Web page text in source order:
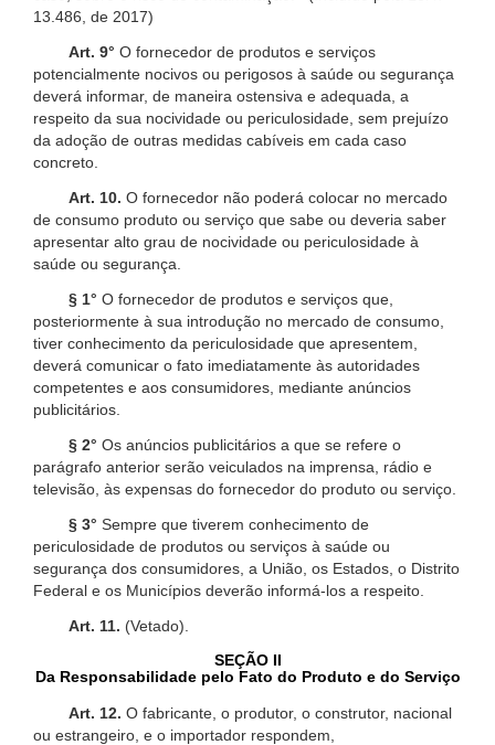
13.486, de 2017)
Art. 9° O fornecedor de produtos e serviços
potencialmente nocivos ou perigosos à saúde ou segurança
deverá informar, de maneira ostensiva e adequada, a
respeito da sua nocividade ou periculosidade, sem prejuízo
da adoção de outras medidas cabíveis em cada caso
concreto.
Art. 10. O fornecedor não poderá colocar no mercado
de consumo produto ou serviço que sabe ou deveria saber
apresentar alto grau de nocividade ou periculosidade à
saúde ou segurança.
§ 1° O fornecedor de produtos e serviços que,
posteriormente à sua introdução no mercado de consumo,
tiver conhecimento da periculosidade que apresentem,
deverá comunicar o fato imediatamente às autoridades
competentes e aos consumidores, mediante anúncios
publicitários.
§ 2° Os anúncios publicitários a que se refere o
parágrafo anterior serão veiculados na imprensa, rádio e
televisão, às expensas do fornecedor do produto ou serviço.
§ 3° Sempre que tiverem conhecimento de
periculosidade de produtos ou serviços à saúde ou
segurança dos consumidores, a União, os Estados, o Distrito
Federal e os Municípios deverão informá-los a respeito.
Art. 11. (Vetado).
SEÇÃO II
Da Responsabilidade pelo Fato do Produto e do Serviço
Art. 12. O fabricante, o produtor, o construtor, nacional
ou estrangeiro, e o importador respondem,